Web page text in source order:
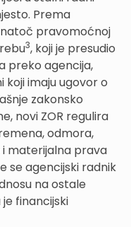
Prema
pravomoćnoj
3, koji je presudio
preko agencija,
koji imaju ugovor o
zakonsko
novi ZOR regulira
odmora,
i materijalna prava
se agencijski radnik
na ostale
financijski